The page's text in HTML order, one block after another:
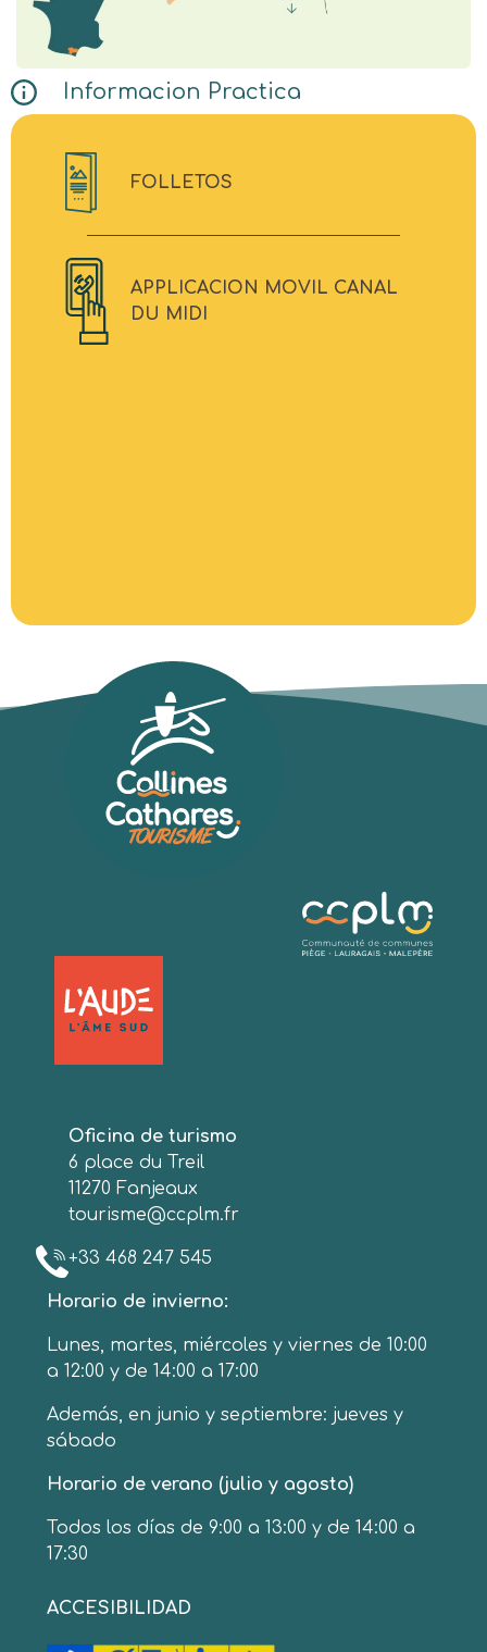
Informacion Practica
FOLLETOS
APPLICACION MOVIL CANAL
DU MIDI
Oficina de turismo
6 place du Treil
11270 Fanjeaux
tourisme@ccplm.fr
+33 468 247 545
Horario de invierno:
Lunes, martes, miércoles y viernes de 10:00
a 12:00 y de 14:00 a 17:00
Además, en junio y septiembre: jueves y
sábado
Horario de verano (julio y agosto)
Todos los días de 9:00 a 13:00 y de 14:00 a
17:30
ACCESIBILIDAD